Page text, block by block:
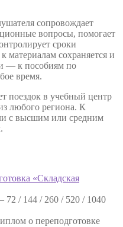
сопровождает
вопросы, помогает
сроки
сохраняется и
— к пособиям по
время.
поездок в учебный центр
любого региона. К
с высшим или средним
«Складская
72 / 144 / 260 / 520 / 1040
о переподготовке